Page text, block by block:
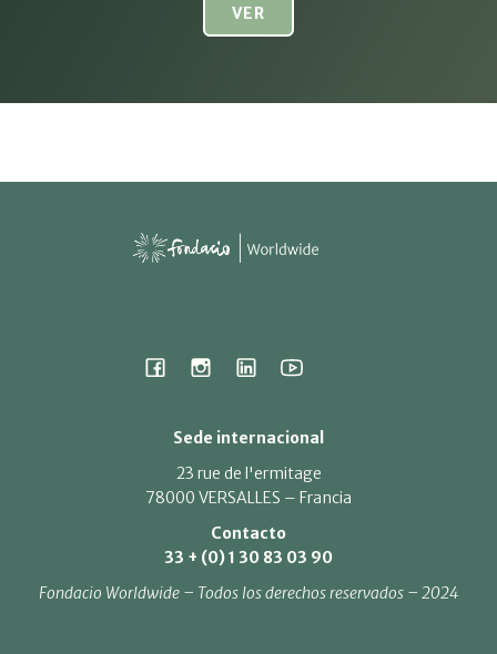
VER
Sede internacional
23 rue de l'ermitage
78000 VERSALLES – Francia
Contacto
33 + (0) 1 30 83 03 90
Fondacio Worldwide – Todos los derechos reservados – 2024